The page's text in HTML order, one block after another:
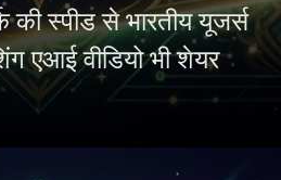
स्पीड से भारतीय यूजर्स
एआई वीडियो भी शेयर